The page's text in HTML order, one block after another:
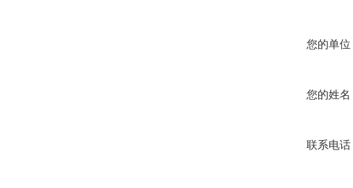
您的单位
您的姓名
联系电话